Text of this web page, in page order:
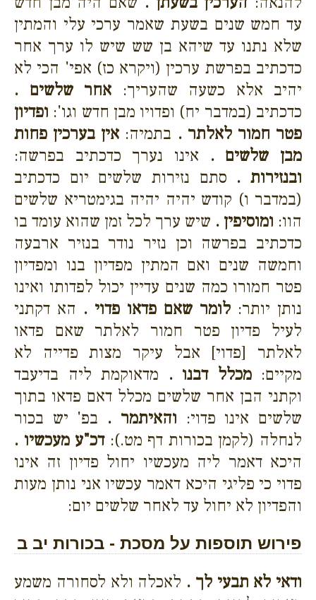
עד חמש שנים בשעת שאמר ערכי עלי והמתין
שלא נתנו עד שיהא בן שש שיש לו ערך אחר
כדכתיב בפרשת ערכין (ויקרא כז) אפי' הכי לא
יהיב אלא כשעה שהעריך: אחר שלשים .
כדכתיב (במדבר יח) ופדויו מבן חדש וגו': ופדיון
פטר חמור לאלתר . בתמיה: אין בערכין פחות
מבן שלשים . אינו נערך כדכתיב בפרשה:
ובנזירות . סתם נזירות שלשים יום כדכתיב
(במדבר ו) קודש יהיה יהיה בגימטריא שלשים
הוו: ומוסיפין . שיש ערך לכל זמן שהוא עומד בו
כדכתיב בפרשה וכן נזיר נודר בנזיר ארבעה
וחמשה שנים ואם המתין מפדיון בנו ומפדיון
פטר חמורו כמה שנים עדיין יכול לפדותו ואינו
נותן יותר: לומר שאם פדאו פדוי . הא דקתני
לעיל פדיון פטר חמור לאלתר שאם פדאו
לאלתר [פדוי] אבל עיקר מצות פדייה לא
מקיים:מכלל דבנו . מדאוקמת ליה בדיעבד
וקתני הבן אחר שלשים מכלל דאם פדאו בתוך
שלשים אינו פדוי: והאיתמר . בפ' יש בכור
לנחלה (לקמן בכורות דף מט.):דכ"ע מעכשיו .
היכא דאמר ליה מעכשיו יחול פדיון זה אינו
פדוי כי פליגי היכא דאמר עכשיו אני נותן מעות
והפדיון לא יחול עד לאחר שלשים יום:
פירוש תוספות על מסכת - בכורות יב ב
ודאי לא תבעי לך . לאכלה ולא לסחורה משמע